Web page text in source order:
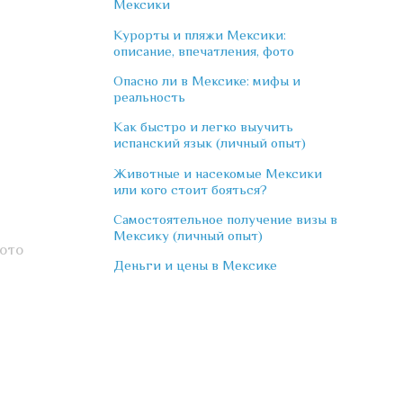
Мексики
Курорты и пляжи Мексики:
описание, впечатления, фото
Опасно ли в Мексике: мифы и
реальность
Как быстро и легко выучить
испанский язык (личный опыт)
Животные и насекомые Мексики
или кого стоит бояться?
Самостоятельное получение визы в
Мексику (личный опыт)
Деньги и цены в Мексике